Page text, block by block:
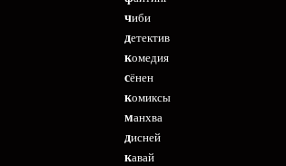
чиби
детектив
комедия
сёнен
комиксы
манхва
дисней
кавай